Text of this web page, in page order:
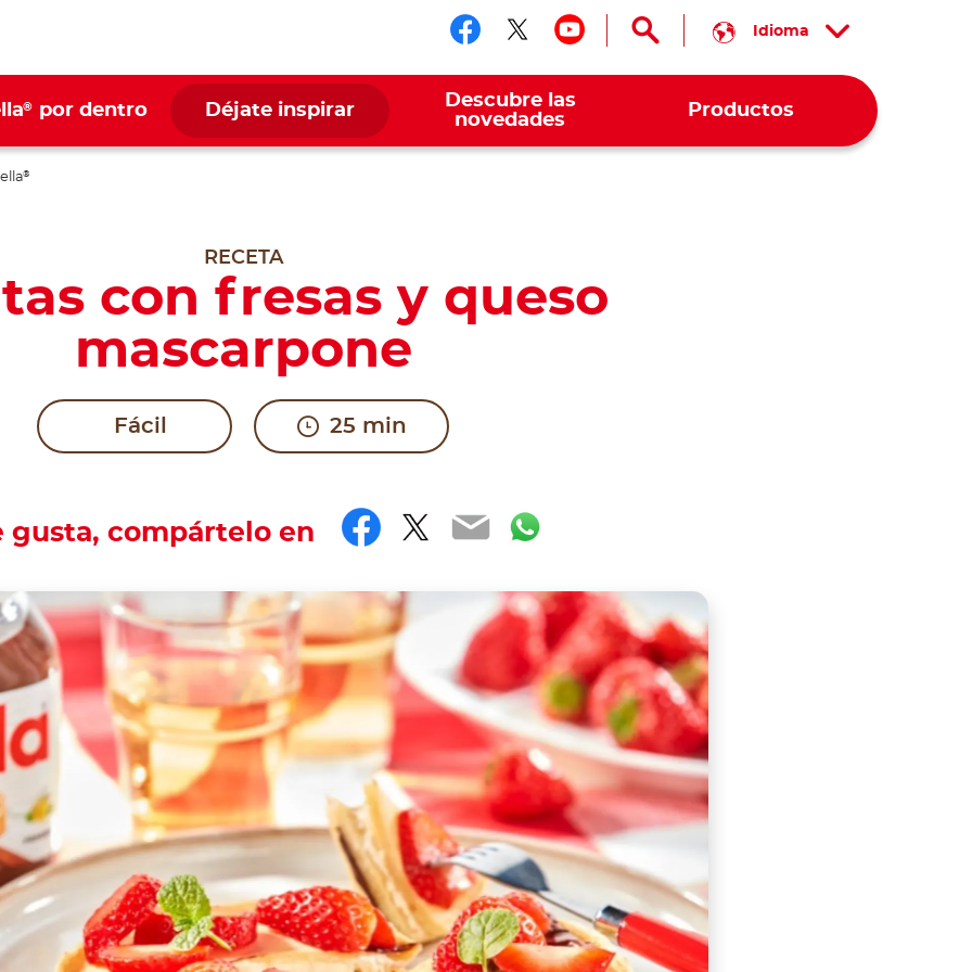
Síguenos en facebook
Síguenos en twitter
Síguenos en youtube
Idioma
® por dentro Déjate inspirar
Descubre las
novedades
Productos
®
RECETA
con fresas y queso
mascarpone
Fácil 25 min
gusta, compártelo en Facebook
Twitter
EmailWhatsApp